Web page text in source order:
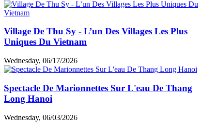
Village De Thu Sy - L’un Des Villages Les Plus
Uniques Du Vietnam
Wednesday, 06/17/2026
Spectacle De Marionnettes Sur L'eau De Thang
Long Hanoi
Wednesday, 06/03/2026